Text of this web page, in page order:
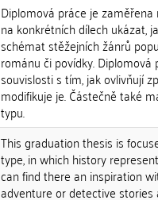
Diplomová práce je
na konkrétních dílech ukázat,
schémat stěžejních žánrů
románu či povídky.
souvislosti s tím, jak ovlivňují
modifikuje je. Částečně také
typu.
This graduation thesis is
type, in which history
can find there an inspiration
adventure or detective